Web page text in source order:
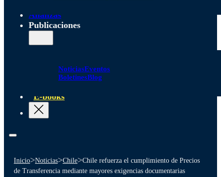
Alianzas
Publicaciones
NoticiasEventos
BoletinesBlog
E-books
Inicio>Noticias>Chile>Chile refuerza el cumplimiento de Precios
de Transferencia mediante mayores exigencias documentarias